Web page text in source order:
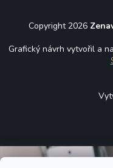
Copyright 2026
Grafický návrh vytvořil a